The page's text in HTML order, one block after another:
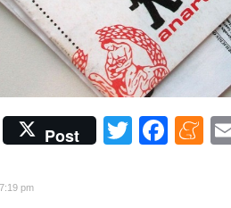
Post Twitter
pm